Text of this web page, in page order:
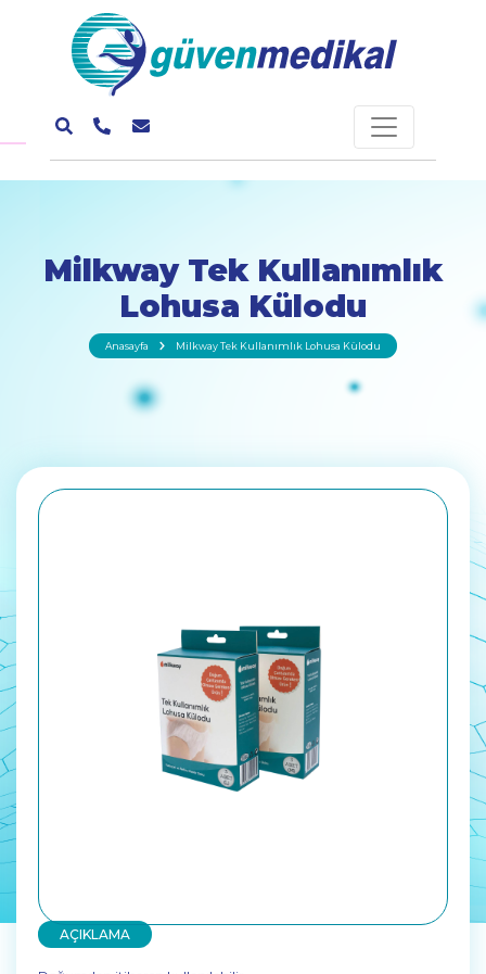
Milkway Tek Kullanımlık
Lohusa Külodu
Anasayfa Milkway Tek Kullanımlık Lohusa Külodu
AÇIKLAMA